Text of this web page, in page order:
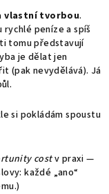
vlastní tvorbou.
peníze a spíš
tomu představují
je dělat jen
(pak nevydělává). Já
si pokládám spoustu
costv praxi —
každé „ano“